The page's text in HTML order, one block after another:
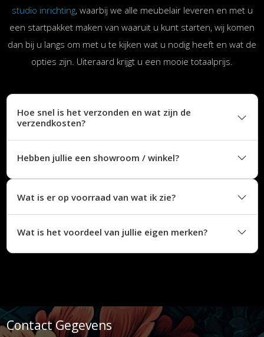
studio inrichting, waarbij we alle meubelair leveren en met u
een startpakket maken van waaruit u kunt starten, wij komen
dan bij u langs om met u te kijken wat u nodig heeft en wat de
opties zijn. Uiteraard krijgt u een mooie totaalprijs.
Hoe snel is het verzonden en wat zijn de
verzendkosten?
Hebben jullie een showroom / winkel?
Wat is er op voorraad van wat ik zie?
Wat is het voordeel van jullie eigen merken?
Contact Gegevens